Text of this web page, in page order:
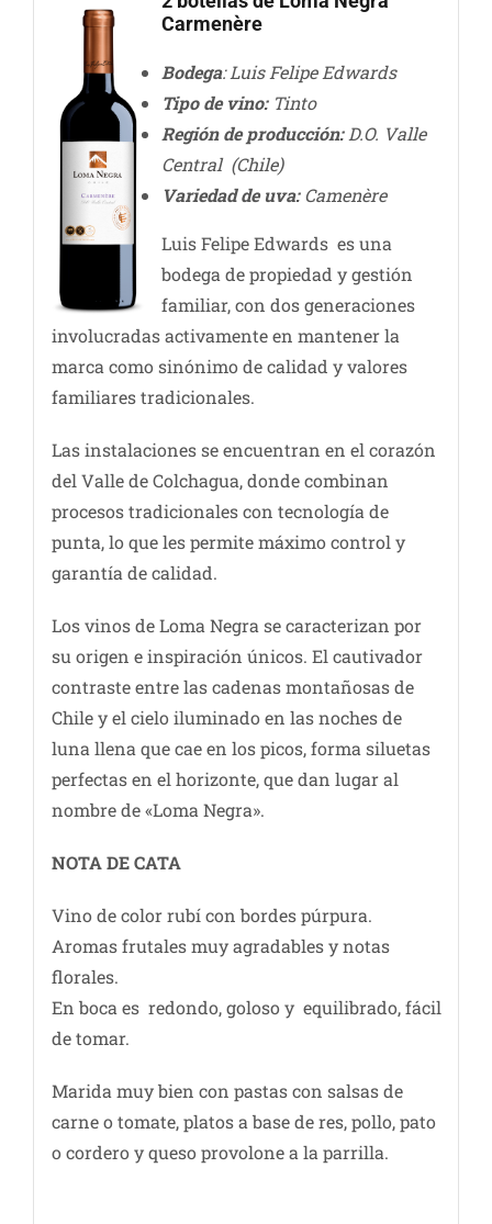
Carmenère
Bodega: Luis Felipe Edwards
Tipo de vino:Tinto
Región de producción:D.O. Valle
Central (Chile)
Variedad de uva:Camenère
Luis Felipe Edwards es una
bodega de propiedad y gestión
familiar, con dos generaciones
involucradas activamente en mantener la
marca como sinónimo de calidad y valores
familiares tradicionales.
Las instalaciones se encuentran en el corazón
del Valle de Colchagua, donde combinan
procesos tradicionales con tecnología de
punta, lo que les permite máximo control y
garantía de calidad.
Los vinos de Loma Negra se caracterizan por
su origen e inspiración únicos. El cautivador
contraste entre las cadenas montañosas de
Chile y el cielo iluminado en las noches de
luna llena que cae en los picos, forma siluetas
perfectas en el horizonte, que dan lugar al
nombre de «Loma Negra».
NOTA DE CATA
Vino de color rubí con bordes púrpura.
Aromas frutales muy agradables y notas
florales.
En boca es redondo, goloso y equilibrado, fácil
de tomar.
Marida muy bien con pastas con salsas de
carne o tomate, platos a base de res, pollo, pato
o cordero y queso provolone a la parrilla.